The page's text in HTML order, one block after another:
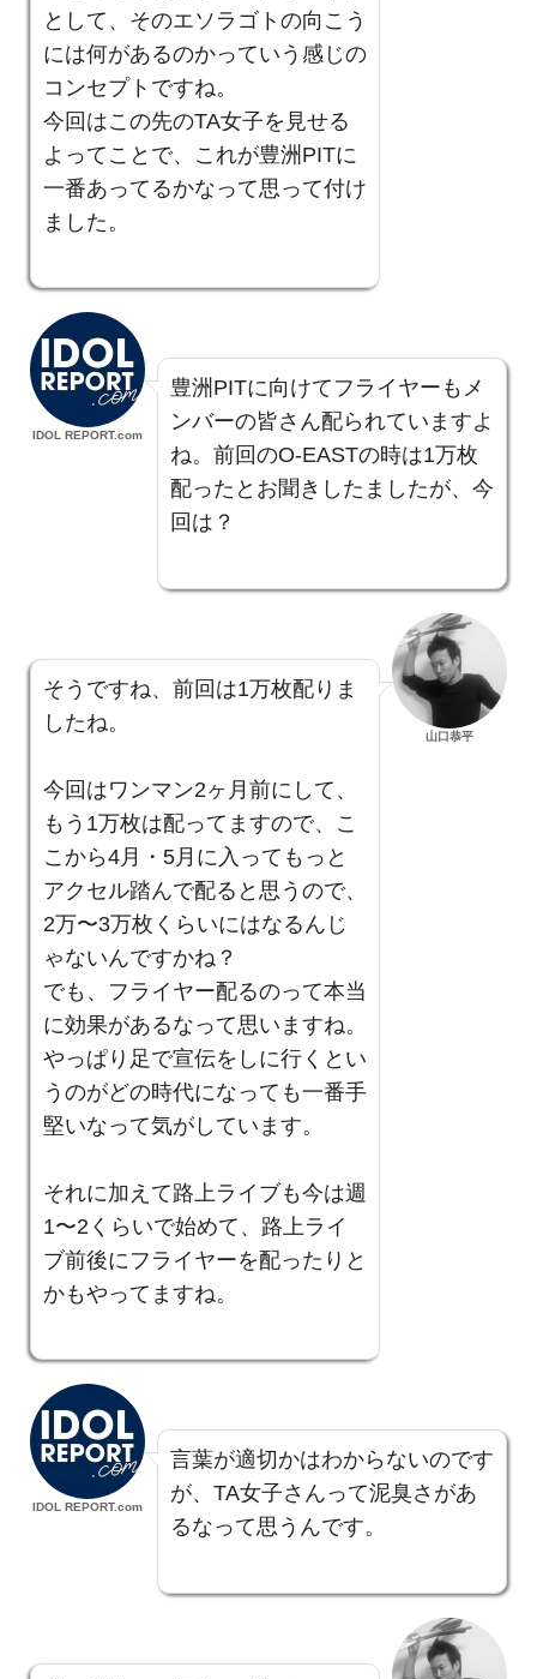
として、そのエソラゴトの向こう
には何があるのかっていう感じの
コンセプトですね。
今回はこの先のTA女子を見せる
よってことで、これが豊洲PITに
一番あってるかなって思って付け
ました。
IDOL REPORT.com
豊洲PITに向けてフライヤーもメ
ンバーの皆さん配られていますよ
ね。前回のO-EASTの時は1万枚
配ったとお聞きしたましたが、今
回は？
そうですね、前回は1万枚配りま
したね。
今回はワンマン2ヶ月前にして、
もう1万枚は配ってますので、こ
こから4月・5月に入ってもっと
アクセル踏んで配ると思うので、
2万〜3万枚くらいにはなるんじ
ゃないんですかね？
でも、フライヤー配るのって本当
に効果があるなって思いますね。
やっぱり足で宣伝をしに行くとい
うのがどの時代になっても一番手
堅いなって気がしています。
それに加えて路上ライブも今は週
1〜2くらいで始めて、路上ライ
ブ前後にフライヤーを配ったりと
かもやってますね。
山口恭平
IDOL REPORT.com
言葉が適切かはわからないのです
が、TA女子さんって泥臭さがあ
るなって思うんです。